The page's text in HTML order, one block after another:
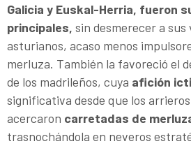
Galicia y Euskal-Herria, fueron
principales, sin desmerecer a
asturianos, acaso menos
merluza. También la favoreció el
de los madrileños, cuya afición
significativa desde que los
acercaron carretadas de
trasnochándola en neveros